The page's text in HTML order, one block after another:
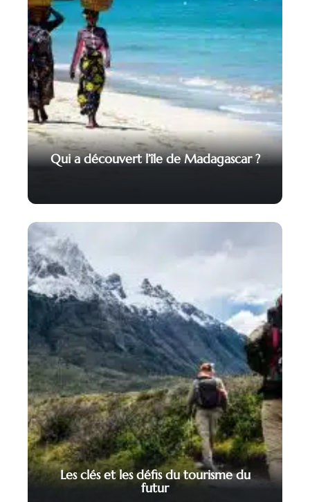
Qui a découvert l’île de Madagascar ?
Les clés et les défis du tourisme du
futur